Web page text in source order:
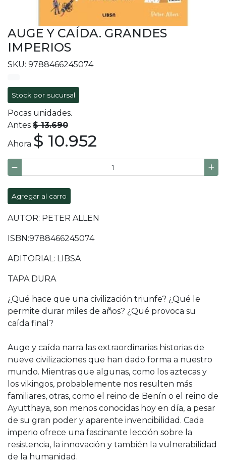
AUGE Y CAÍDA. GRANDES
IMPERIOS
SKU: 9788466245074
Stock por sucursal
Pocas unidades.
Antes $ 13.690
Ahora $ 10.952
Agregar al carro
AUTOR: PETER ALLEN
ISBN:9788466245074
ADITORIAL: LIBSA
TAPA DURA
¿Qué hace que una civilización triunfe? ¿Qué le
permite durar miles de años? ¿Qué provoca su
caída final?
Auge y caída narra las extraordinarias historias de
nueve civilizaciones que han dado forma a nuestro
mundo. Mientras que algunas, como los aztecas y
los vikingos, probablemente nos resulten más
familiares, otras, como el reino de Benín o el reino de
Ayutthaya, son menos conocidas hoy en día, a pesar
de su gran poder y aparente invencibilidad. Cada
imperio ofrece una fascinante lección sobre la
resistencia, la innovación y también la vulnerabilidad
de la humanidad.